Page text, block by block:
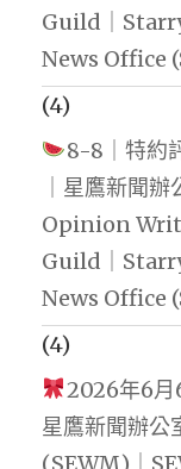
Guild｜
News Office
(4)
8-8｜特約
｜星鷹新聞
Opinion
Guild｜
News Office
(4)
2026年6月
星鷹新聞辦公
(SEWM)｜